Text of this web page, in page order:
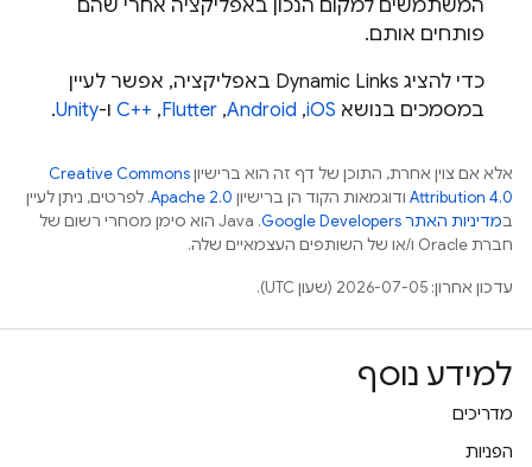
המשתמשים למקום הנכון באפליקציה אחרי שהם
פותחים אותם.
כדי להציג Dynamic Links באפליקציה, אפשר לעיין
במסמכים בנושא iOS
,‏
Android
,‏
Flutter
,‏
C++‎ ו-Unity
.
אלא אם צוין אחרת, התוכן של דף זה הוא ברישיוןCreative Commons
Attribution 4.0 ודוגמאות הקוד הן ברישיון Apache 2.0. לפרטים, ניתן לעיין
במדיניות האתר Google Developers‏
.‏ Java הוא סימן מסחרי רשום של
חברת Oracle ו/או של השותפים העצמאיים שלה.
עדכון אחרון: 2026-07-05 (שעון UTC).
למידע נוסף
מדריכים
הפניות